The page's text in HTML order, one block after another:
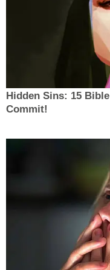
Hidden Sins: 15
Commit!